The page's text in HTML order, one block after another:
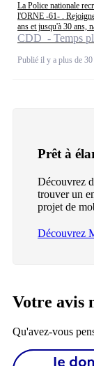
La Police nationale
l'ORNE -61- .
ans et jusqu'à 30 ans,
CDD - Temps
Publié il y a plus de
Prêt à
Découvrez
trouver un
projet de
Découvrez
Votre avis
Qu'avez-vous